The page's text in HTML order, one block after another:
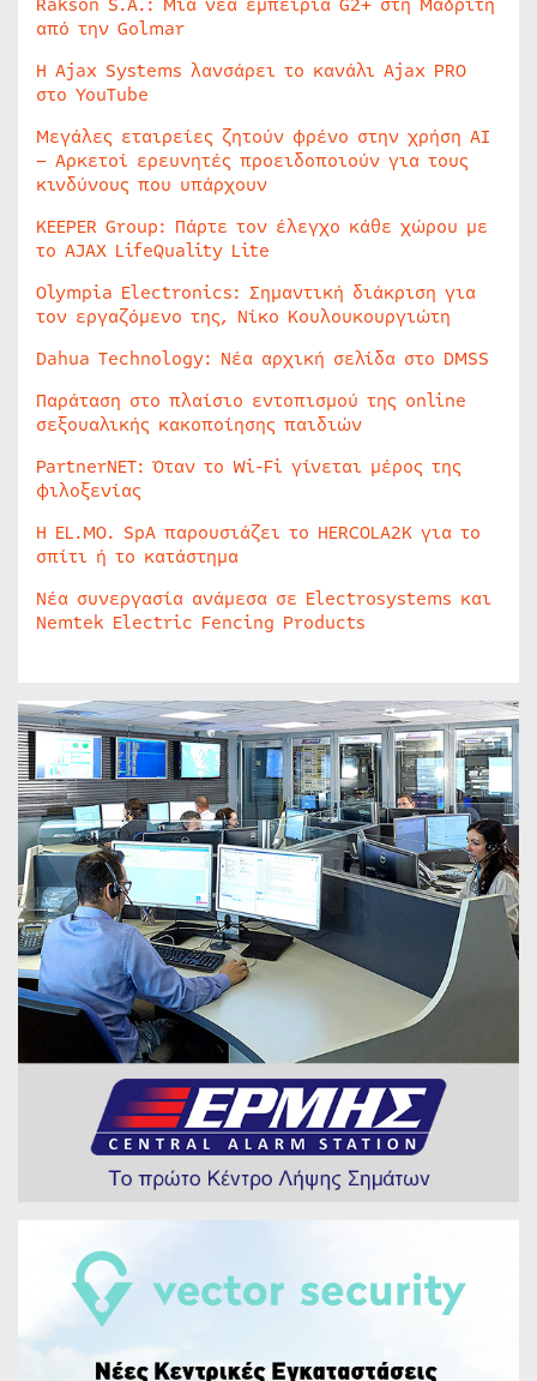
από την Golmar
Η Ajax Systems λανσάρει το κανάλι Ajax PRO
στο YouTube
Μεγάλες εταιρείες ζητούν φρένο στην χρήση AI
– Αρκετοί ερευνητές προειδοποιούν για τους
κινδύνους που υπάρχουν
KEEPER Group: Πάρτε τον έλεγχο κάθε χώρου με
το AJAX LifeQuality Lite
Olympia Electronics: Σημαντική διάκριση για
τον εργαζόμενο της, Νίκο Κουλουκουργιώτη
Dahua Technology: Νέα αρχική σελίδα στο DMSS
Παράταση στο πλαίσιο εντοπισμού της online
σεξουαλικής κακοποίησης παιδιών
PartnerNET: Όταν το Wi-Fi γίνεται μέρος της
φιλοξενίας
Η EL.MO. SpA παρουσιάζει το HERCOLA2K για το
σπίτι ή το κατάστημα
Νέα συνεργασία ανάμεσα σε Electrosystems και
Nemtek Electric Fencing Products